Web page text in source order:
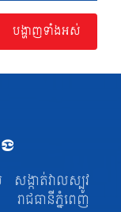
បង្ហាញទាំងអស់
ង្កាត់វាលស្បូវ
ធានីភ្នំពេញ